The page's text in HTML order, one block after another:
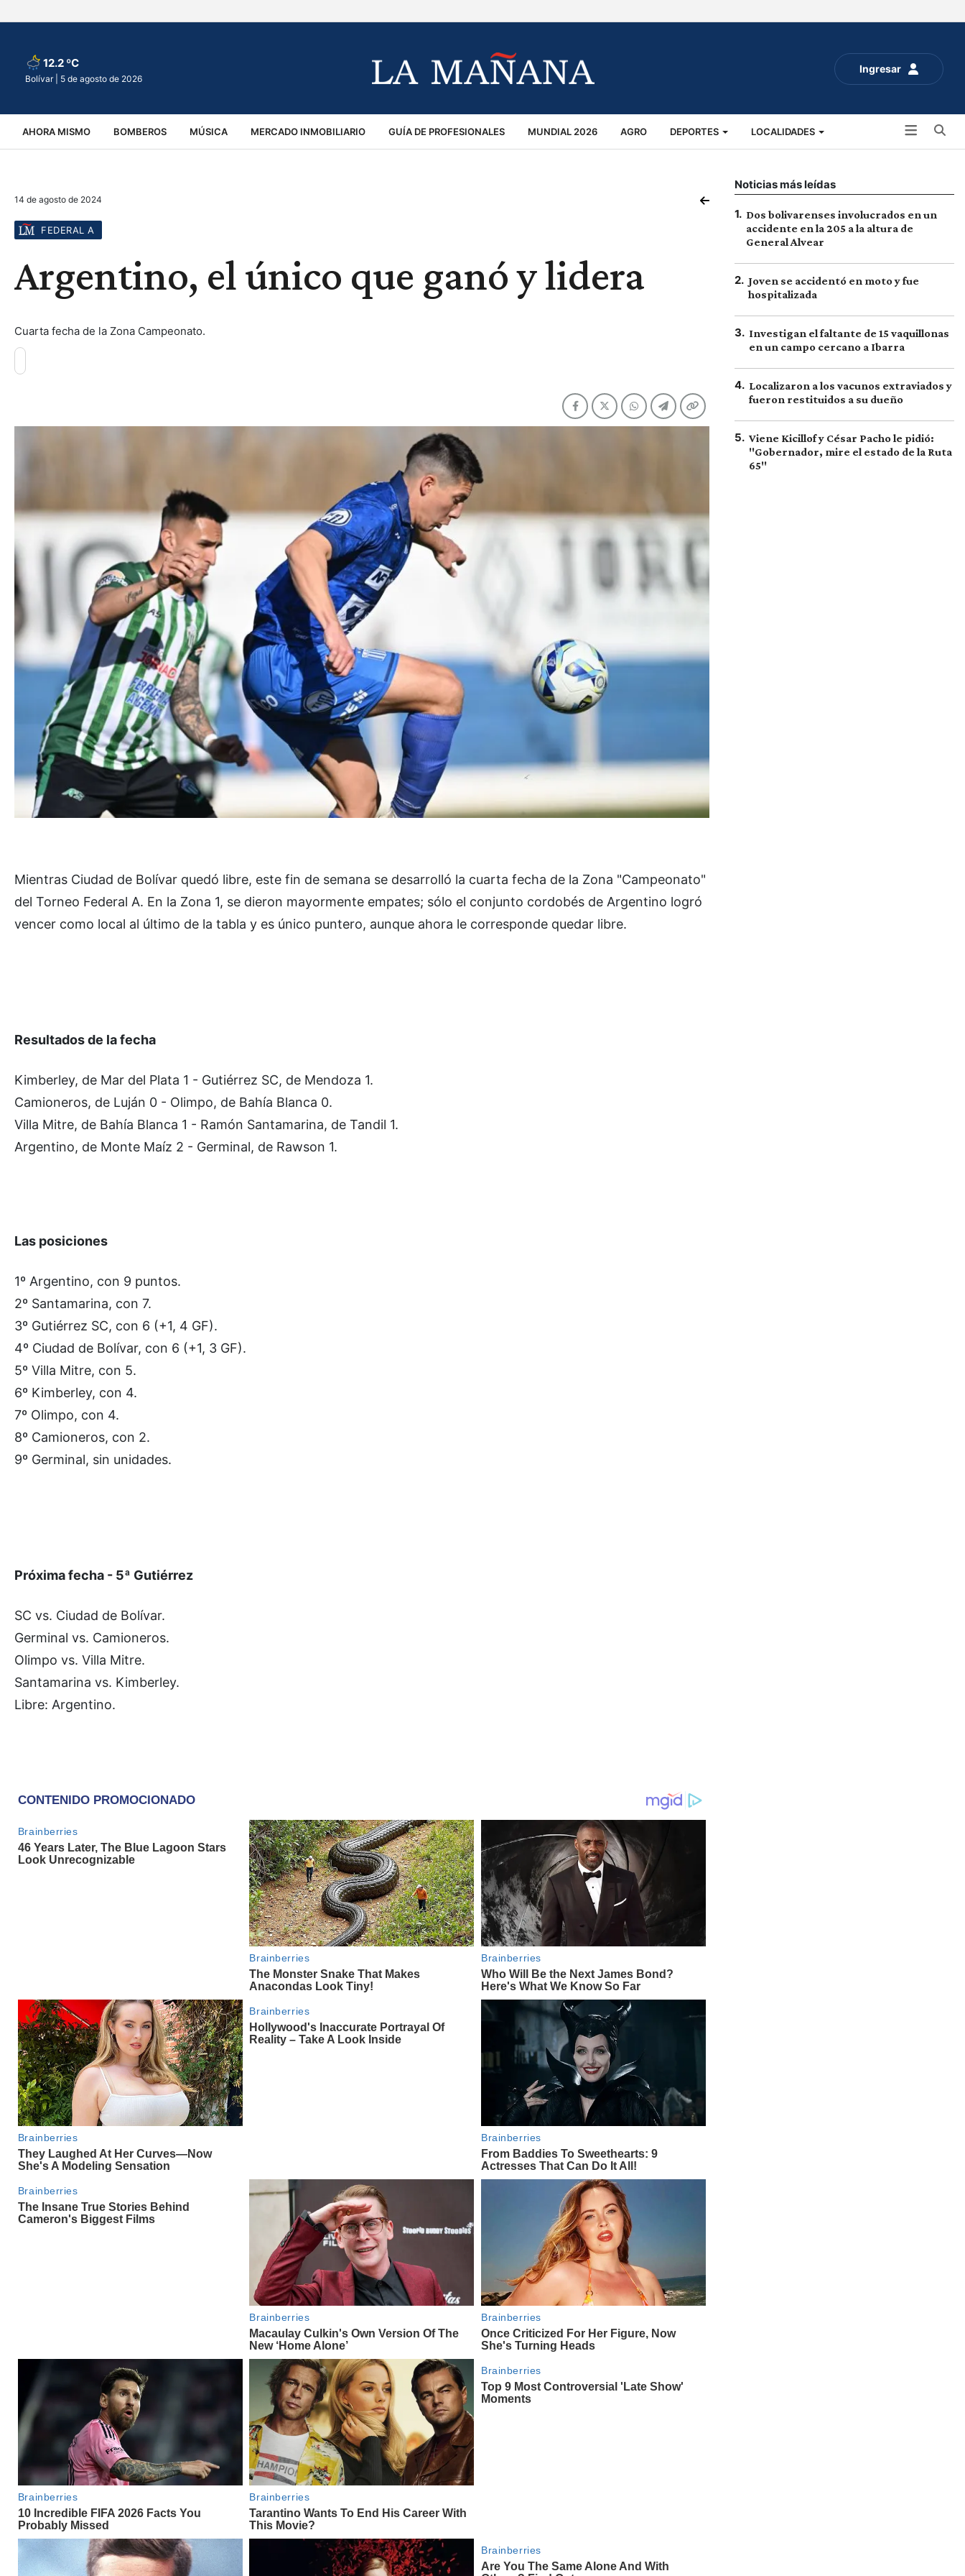
Ingresar
12.2 ºC
Bolívar | 5 de agosto de 2026
AHORA MISMO BOMBEROS MÚSICA MERCADO INMOBILIARIO GUÍA DE PROFESIONALES MUNDIAL 2026 AGRO DEPORTES LOCALIDADES
VIRALES ACCIDENTES
14 de agosto de 2024
FEDERAL A
Argentino, el único que ganó y lidera
Cuarta fecha de la Zona Campeonato.
Mientras Ciudad de Bolívar quedó libre, este fin de semana se desarrolló la cuarta fecha de la Zona "Campeonato"
del Torneo Federal A. En la Zona 1, se dieron mayormente empates; sólo el conjunto cordobés de Argentino logró
vencer como local al último de la tabla y es único puntero, aunque ahora le corresponde quedar libre.
Resultados de la fecha
Kimberley, de Mar del Plata 1 - Gutiérrez SC, de Mendoza 1.
Camioneros, de Luján 0 - Olimpo, de Bahía Blanca 0.
Villa Mitre, de Bahía Blanca 1 - Ramón Santamarina, de Tandil 1.
Argentino, de Monte Maíz 2 - Germinal, de Rawson 1.
Las posiciones
1º Argentino, con 9 puntos.
2º Santamarina, con 7.
3º Gutiérrez SC, con 6 (+1, 4 GF).
4º Ciudad de Bolívar, con 6 (+1, 3 GF).
5º Villa Mitre, con 5.
6º Kimberley, con 4.
7º Olimpo, con 4.
8º Camioneros, con 2.
9º Germinal, sin unidades.
Próxima fecha - 5ª Gutiérrez
SC vs. Ciudad de Bolívar.
Germinal vs. Camioneros.
Olimpo vs. Villa Mitre.
Santamarina vs. Kimberley.
Libre: Argentino.
Noticias más leídas
1. Dos bolivarenses involucrados en un
accidente en la 205 a la altura de
General Alvear
2. Joven se accidentó en moto y fue
hospitalizada
3. Investigan el faltante de 15 vaquillonas
en un campo cercano a Ibarra
4. Localizaron a los vacunos extraviados y
fueron restituidos a su dueño
5. Viene Kicillof y César Pacho le pidió:
"Gobernador, mire el estado de la Ruta
65"